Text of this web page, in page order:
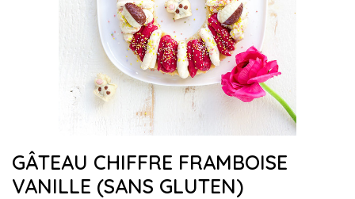
GÂTEAU CHIFFRE FRAMBOISE
VANILLE (SANS GLUTEN)